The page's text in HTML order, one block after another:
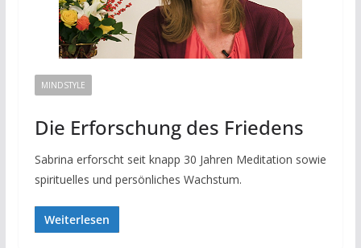
MINDSTYLE
Die Erforschung des Friedens
Sabrina erforscht seit knapp 30 Jahren Meditation sowie
spirituelles und persönliches Wachstum.
Weiterlesen